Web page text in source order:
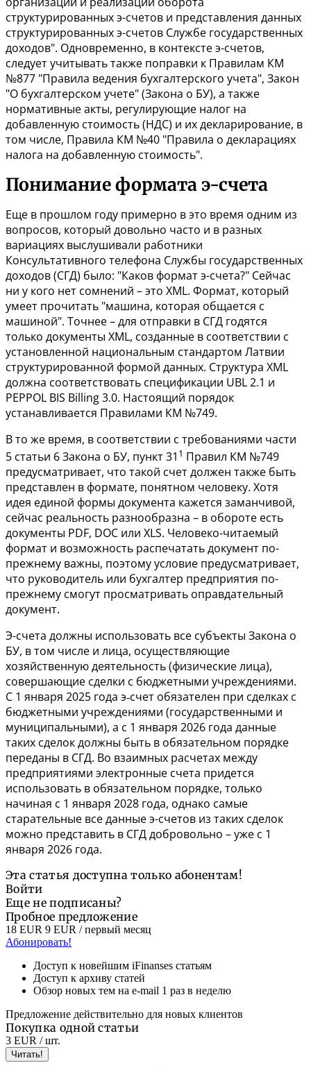
структурированных э-счетов и представления данных
структурированных э-счетов Службе государственных
доходов". Одновременно, в контексте э-счетов,
следует учитывать также поправки к Правилам КМ
№877 "Правила ведения бухгалтерского учета", Закон
"О бухгалтерском учете" (Закона о БУ), а также
нормативные акты, регулирующие налог на
добавленную стоимость (НДС) и их декларирование, в
том числе, Правила КМ №40 "Правила о декларациях
налога на добавленную стоимость".
Понимание формата э-счета
Еще в прошлом году примерно в это время одним из
вопросов, который довольно часто и в разных
вариациях выслушивали работники
Консультативного телефона Службы государственных
доходов (СГД) было: "Каков формат э-счета?" Сейчас
ни у кого нет сомнений – это XML. Формат, который
умеет прочитать "машина, которая общается с
машиной". Точнее – для отправки в СГД годятся
только документы XML, созданные в соответствии с
установленной национальным стандартом Латвии
структурированной формой данных. Структура XML
должна соответствовать спецификации UBL 2.1 и
PEPPOL BIS Billing 3.0. Настоящий порядок
устанавливается Правилами КМ №749.
В то же время, в соответствии с требованиями части
5 статьи 6Закона о БУ, пункт 31 1 Правил КМ №749
предусматривает, что такой счет должен также быть
представлен в формате, понятном человеку. Хотя
идея единой формы документа кажется заманчивой,
сейчас реальность разнообразна – в обороте есть
документы PDF, DOC или XLS. Человеко-читаемый
формат и возможность распечатать документ по-
прежнему важны, поэтому условие предусматривает,
что руководитель или бухгалтер предприятия по-
прежнему смогут просматривать оправдательный
документ.
Э-счета должны использовать все субъекты Закона о
БУ, в том числе и лица, осуществляющие
хозяйственную деятельность (физические лица),
совершающие сделки с бюджетными учреждениями.
С 1 января 2025 года э‑счет обязателен при сделках с
бюджетными учреждениями (государственными и
муниципальными), а с 1 января 2026 года данные
таких сделок должны быть в обязательном порядке
переданы в СГД. Во взаимных расчетах между
предприятиями электронные счета придется
использовать в обязательном порядке, только
начиная с 1 января 2028 года, однако самые
старательные все данные э-счетов из таких сделок
можно представить в СГД добровольно – уже с 1
января 2026 года.
Эта статья доступна только абонентам!
Войти
Еще не подписаны?
Пробное предложение
18 EUR 9 EUR / первый месяц
Абонировать!
Доступ к новейшим iFinanses статьям
Доступ к архиву статей
Обзор новых тем на e-mail 1 раз в неделю
Предложение действительно для новых клиентов
Покупка одной статьи
3 EUR / шт.
Читать!